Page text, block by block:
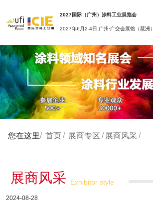
2027国际（广州）涂料工业展览会
2027年6月2-4日 广州·广交会展馆（琶洲）
您在这里/ 首页 / 展商专区 / 展商风采 /
展商风采 Exhibitor style
2024-08-28